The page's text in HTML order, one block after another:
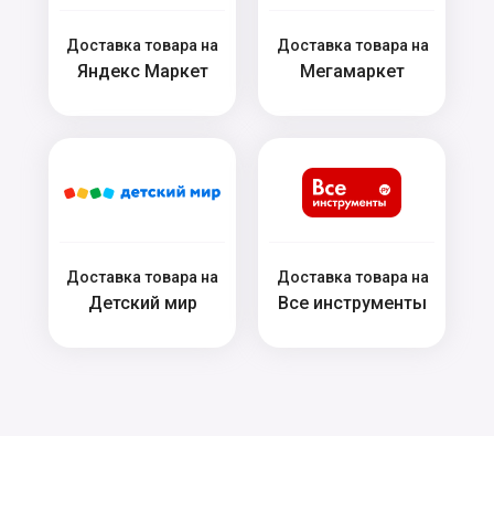
Яндекс Маркет
Доставка товара на
Мегамаркет
Доставка товара на
Детский мир
Доставка товара на
Все инструменты
Доставка товара на